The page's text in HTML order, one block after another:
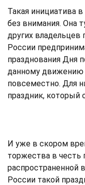
Такая инициатива
без внимания. Она
других владельцев
России
празднования Дня
данному
повсеместно. Для
праздник, который
И уже в скором
торжества в
распространенной
России такой